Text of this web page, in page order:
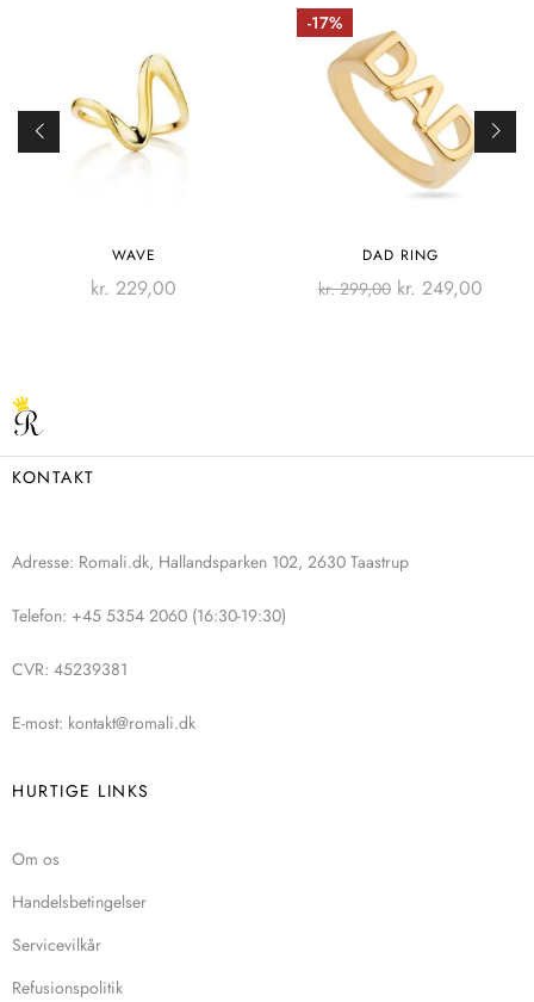
WAVE
kr. 229,00
-17%
DAD RING
kr.299,00 kr. 249,00
KONTAKT
Adresse: Romali.dk, Hallandsparken 102, 2630 Taastrup
Telefon: +45 5354 2060 (16:30-19:30)
CVR: 45239381
E-most: kontakt@romali.dk
HURTIGE LINKS
Om os
Handelsbetingelser
Servicevilkår
Refusionspolitik